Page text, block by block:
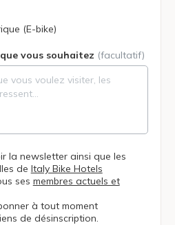
(E-bike)
vous souhaitez (facultatif)
la newsletter ainsi que les
de Italy Bike Hotels
ses membres actuels et
à tout moment
de désinscription.